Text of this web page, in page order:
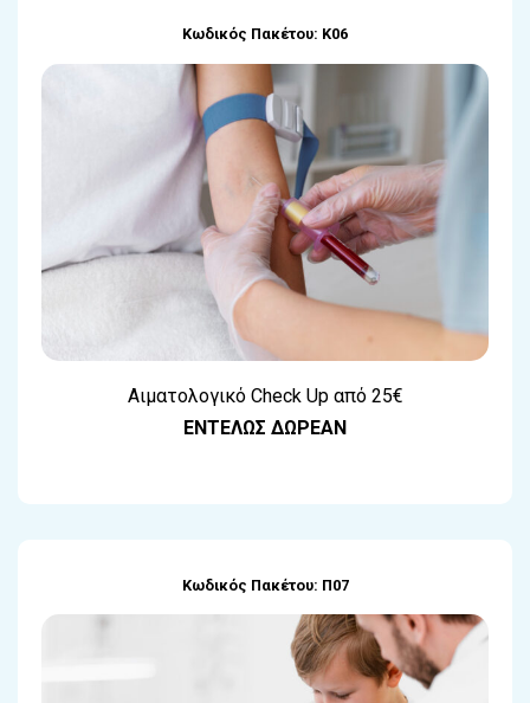
Κωδικός Πακέτου: Κ06
Αιματολογικό Check Up από 25€
ΕΝΤΕΛΩΣ ΔΩΡΕΑΝ
Κωδικός Πακέτου: Π07